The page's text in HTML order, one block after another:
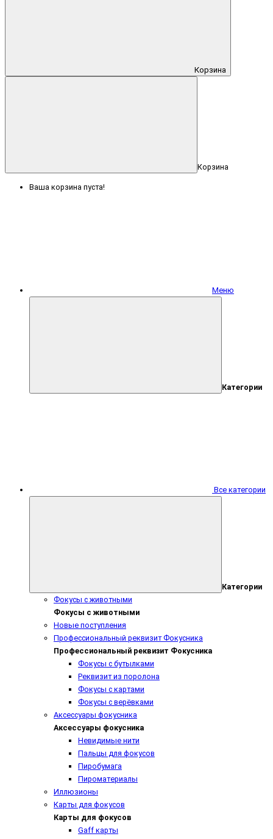
Корзина
Корзина
Ваша корзина пуста!
Меню
Категории
Все категории
Категории
Фокусы с животными
Фокусы с животными
Новые поступления
Профессиональный реквизит Фокусника
Профессиональный реквизит Фокусника
Фокусы с бутылками
Реквизит из поролона
Фокусы с картами
Фокусы с верёвками
Аксессуары фокусника
Аксессуары фокусника
Невидимые нити
Пальцы для фокусов
Пиробумага
Пироматериалы
Иллюзионы
Карты для фокусов
Карты для фокусов
Gaff карты